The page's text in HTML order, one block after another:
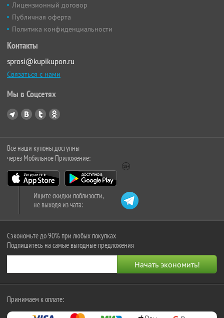
Лицензионный договор
Публичная оферта
Политика конфиденциальности
Контакты
sprosi@kupikupon.ru
Связаться с нами
Мы в Соцсетях
Все наши купоны доступны
через Мобильное Приложение:
Ищите скидки поблизости,
не выходя из чата:
Сэкономьте до 90% при любых покупках
Подпишитесь на самые выгодные предложения
Принимаем к оплате: